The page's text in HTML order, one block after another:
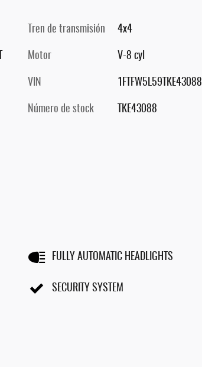
Tren de transmisión 4x4
Motor V-8 cyl
VIN 1FTFW5L59TKE43088
Número de stock TKE43088
FULLY AUTOMATIC HEADLIGHTS
SECURITY SYSTEM